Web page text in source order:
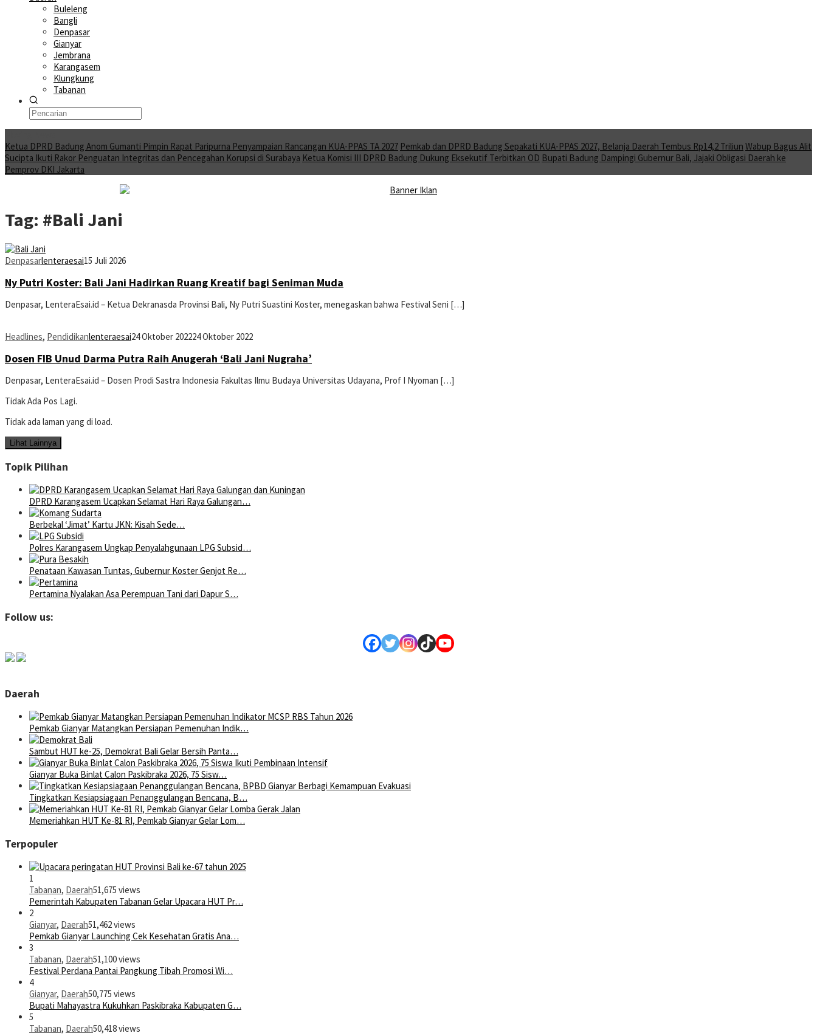
Buleleng
Bangli
Denpasar
Gianyar
Jembrana
Karangasem
Klungkung
Tabanan
Ketua DPRD Badung Anom Gumanti Pimpin Rapat Paripurna Penyampaian Rancangan KUA-PPAS TA 2027 Pemkab dan DPRD Badung Sepakati KUA-PPAS 2027, Belanja Daerah Tembus Rp14,2 Triliun Wabup Bagus Alit
Sucipta Ikuti Rakor Penguatan Integritas dan Pencegahan Korupsi di Surabaya Ketua Komisi III DPRD Badung Dukung Eksekutif Terbitkan OD Bupati Badung Dampingi Gubernur Bali, Jajaki Obligasi Daerah ke
Pemprov DKI Jakarta
Tag: #Bali Jani
Denpasarlenteraesai15 Juli 2026
Ny Putri Koster: Bali Jani Hadirkan Ruang Kreatif bagi Seniman Muda
Denpasar, LenteraEsai.id – Ketua Dekranasda Provinsi Bali, Ny Putri Suastini Koster, menegaskan bahwa Festival Seni […]
Headlines, Pendidikanlenteraesai24 Oktober 202224 Oktober 2022
Dosen FIB Unud Darma Putra Raih Anugerah ‘Bali Jani Nugraha’
Denpasar, LenteraEsai.id – Dosen Prodi Sastra Indonesia Fakultas Ilmu Budaya Universitas Udayana, Prof I Nyoman […]
Tidak Ada Pos Lagi.
Tidak ada laman yang di load.
Lihat Lainnya
Topik Pilihan
DPRD Karangasem Ucapkan Selamat Hari Raya Galungan…
Berbekal ‘Jimat’ Kartu JKN: Kisah Sede…
Polres Karangasem Ungkap Penyalahgunaan LPG Subsid…
Penataan Kawasan Tuntas, Gubernur Koster Genjot Re…
Pertamina Nyalakan Asa Perempuan Tani dari Dapur S…
Follow us:
Daerah
Pemkab Gianyar Matangkan Persiapan Pemenuhan Indik…
Sambut HUT ke-25, Demokrat Bali Gelar Bersih Panta…
Gianyar Buka Binlat Calon Paskibraka 2026, 75 Sisw…
Tingkatkan Kesiapsiagaan Penanggulangan Bencana, B…
Memeriahkan HUT Ke-81 RI, Pemkab Gianyar Gelar Lom…
Terpopuler
1
Tabanan, Daerah51,675 views
Pemerintah Kabupaten Tabanan Gelar Upacara HUT Pr…
2
Gianyar, Daerah51,462 views
Pemkab Gianyar Launching Cek Kesehatan Gratis Ana…
3
Tabanan, Daerah51,100 views
Festival Perdana Pantai Pangkung Tibah Promosi Wi…
4
Gianyar, Daerah50,775 views
Bupati Mahayastra Kukuhkan Paskibraka Kabupaten G…
5
Tabanan, Daerah50,418 views